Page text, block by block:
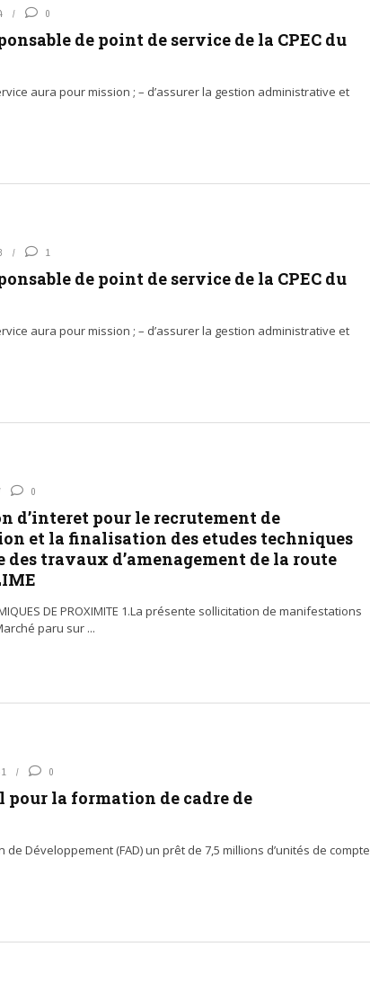
0
de point de service de la CPEC du
aura pour mission ; – d’assurer la gestion administrative et
1
de point de service de la CPEC du
aura pour mission ; – d’assurer la gestion administrative et
0
d’interet pour le recrutement de
et la finalisation des etudes techniques
travaux d’amenagement de la route
DE PROXIMITE 1.La présente sollicitation de manifestations
paru sur ...
0
la formation de cadre de
Développement (FAD) un prêt de 7,5 millions d’unités de compte